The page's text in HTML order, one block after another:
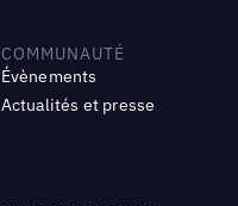
COMMUNAUTÉ
Évènements
Actualités et presse